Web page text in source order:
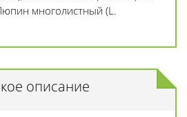
многолистный (L.
описание